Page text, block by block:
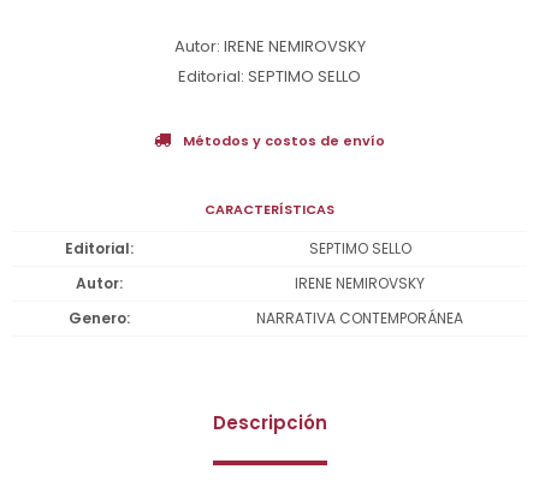
Autor: IRENE NEMIROVSKY
Editorial: SEPTIMO SELLO
Métodos y costos de envío
CARACTERÍSTICAS
Editorial
SEPTIMO SELLO
Autor
IRENE NEMIROVSKY
Genero
NARRATIVA CONTEMPORÁNEA
Descripción